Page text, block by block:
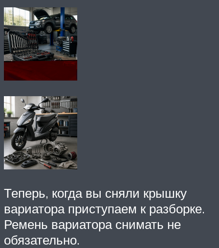
Теперь, когда вы сняли крышку
вариатора приступаем к разборке.
Ремень вариатора снимать не
обязательно.